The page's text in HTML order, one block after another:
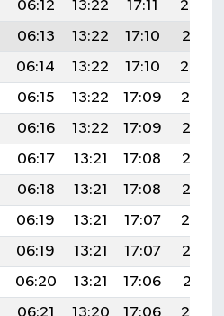
06:12 13:22 17:11
20:22
06:13 13:22 17:10
20:21
06:14 13:22 17:10
20:20
06:15 13:22 17:09
20:19
06:16 13:22 17:09
20:17
06:17 13:21 17:08
20:16
06:18 13:21 17:08
20:15
06:19 13:21 17:07
20:14
06:19 13:21 17:07
20:12
06:20 13:21 17:06
20:11
06:21 13:20 17:06
20:10